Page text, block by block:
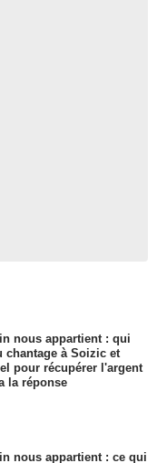
nous appartient : qui
chantage à Soizic et
pour récupérer l'argent
la réponse
nous appartient : ce qui